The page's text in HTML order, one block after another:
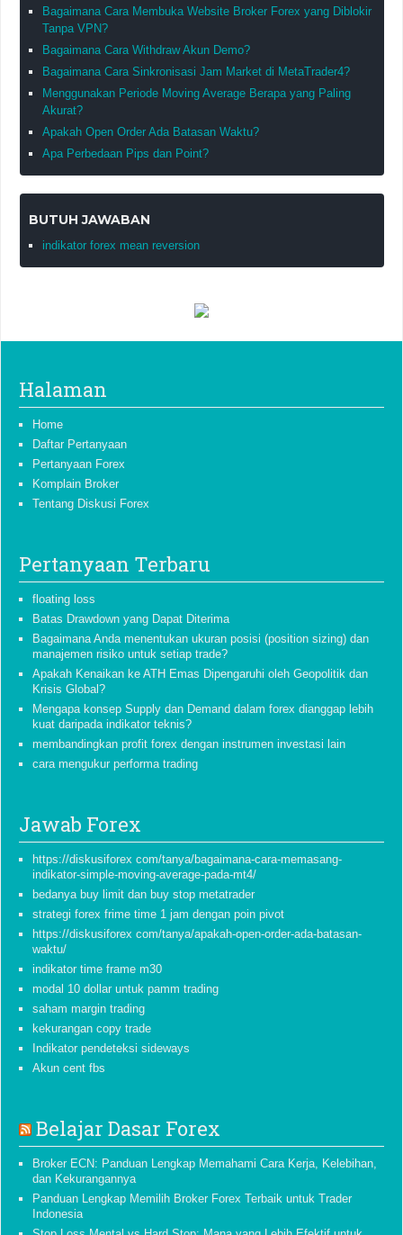
Bagaimana Cara Membuka Website Broker Forex yang Diblokir
Tanpa VPN?
Bagaimana Cara Withdraw Akun Demo?
Bagaimana Cara Sinkronisasi Jam Market di MetaTrader4?
Menggunakan Periode Moving Average Berapa yang Paling
Akurat?
Apakah Open Order Ada Batasan Waktu?
Apa Perbedaan Pips dan Point?
BUTUH JAWABAN
indikator forex mean reversion
Halaman
Home
Daftar Pertanyaan
Pertanyaan Forex
Komplain Broker
Tentang Diskusi Forex
Pertanyaan Terbaru
floating loss
Batas Drawdown yang Dapat Diterima
Bagaimana Anda menentukan ukuran posisi (position sizing) dan
manajemen risiko untuk setiap trade?
Apakah Kenaikan ke ATH Emas Dipengaruhi oleh Geopolitik dan
Krisis Global?
Mengapa konsep Supply dan Demand dalam forex dianggap lebih
kuat daripada indikator teknis?
membandingkan profit forex dengan instrumen investasi lain
cara mengukur performa trading
Jawab Forex
https://diskusiforex com/tanya/bagaimana-cara-memasang-
indikator-simple-moving-average-pada-mt4/
bedanya buy limit dan buy stop metatrader
strategi forex frime time 1 jam dengan poin pivot
https://diskusiforex com/tanya/apakah-open-order-ada-batasan-
waktu/
indikator time frame m30
modal 10 dollar untuk pamm trading
saham margin trading
kekurangan copy trade
Indikator pendeteksi sideways
Akun cent fbs
Belajar Dasar Forex
Broker ECN: Panduan Lengkap Memahami Cara Kerja, Kelebihan,
dan Kekurangannya
Panduan Lengkap Memilih Broker Forex Terbaik untuk Trader
Indonesia